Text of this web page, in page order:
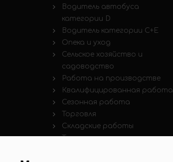
Водитель автобуса
категории D
Водитель категории C+E
Опека и уход
Сельское хозяйство и
садоводство
Работа на производстве
Квалифицированная работа
Сезонная работа
Торговля
Складские работы
Транспорт и логистика